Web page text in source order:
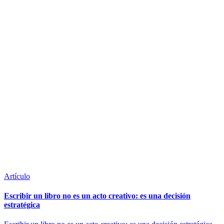
Artículo
Escribir un libro no es un acto creativo: es una decisión
estratégica